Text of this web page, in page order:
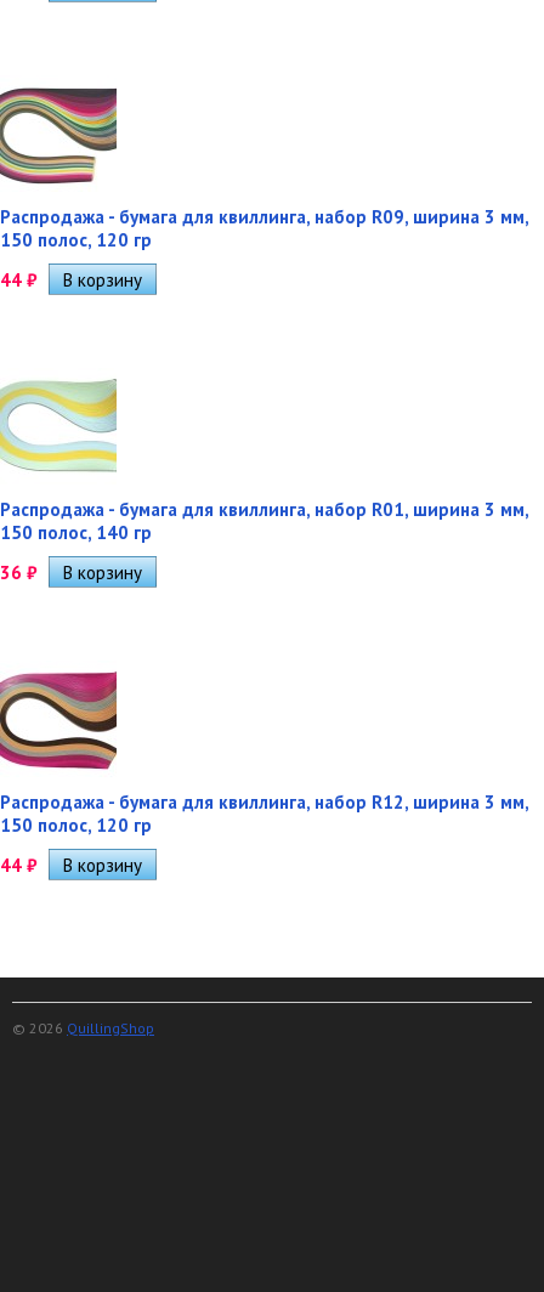
Распродажа - бумага для квиллинга, набор R09, ширина 3 мм,
150 полос, 120 гр
44 ₽
Распродажа - бумага для квиллинга, набор R01, ширина 3 мм,
150 полос, 140 гр
36 ₽
Распродажа - бумага для квиллинга, набор R12, ширина 3 мм,
150 полос, 120 гр
44 ₽
© 2026 QuillingShop